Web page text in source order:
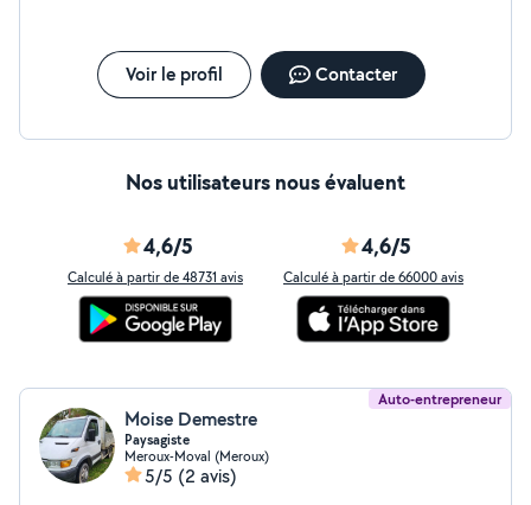
Voir le profil Contacter
Nos utilisateurs nous évaluent
4,6/5
Calculé à partir de 48731 avis
4,6/5
Calculé à partir de 66000 avis
Auto-entrepreneur
Moise Demestre
Paysagiste
Meroux-Moval (Meroux)
5/5 (2 avis)